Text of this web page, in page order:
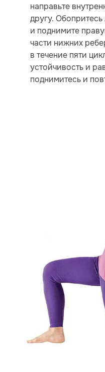
направьте
другу.
и поднимите
части нижних
в течение пяти
устойчивость и
поднимитесь и